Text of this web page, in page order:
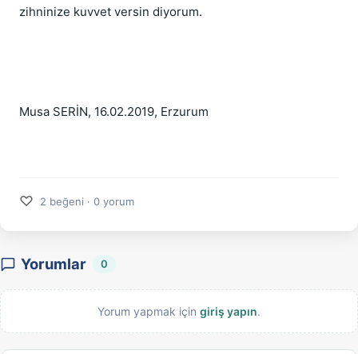
zihninize kuvvet versin diyorum.
Musa SERİN, 16.02.2019, Erzurum
♡ 2 beğeni · 0 yorum
Yorumlar 0
Yorum yapmak için giriş yapın.